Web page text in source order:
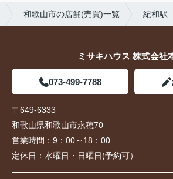
和歌山市の店舗(売買)一覧 紀和駅
ミサキハウス 株式会社
073-499-7788
〒649-6333
和歌山県和歌山市永穂70
営業時間： 9：00～18：00
定休日： 水曜日・日曜日(予約可）